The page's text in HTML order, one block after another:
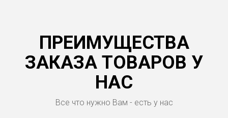
ПРЕИМУЩЕСТВА
ЗАКАЗА ТОВАРОВ У
НАС
Все что нужно Вам - есть у нас